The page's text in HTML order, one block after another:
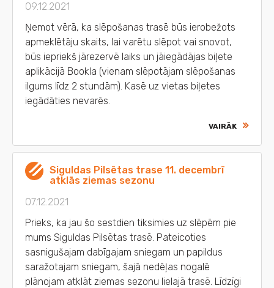
09.12.2021
Ņemot vērā, ka slēpošanas trasē būs ierobežots
apmeklētāju skaits, lai varētu slēpot vai snovot,
būs iepriekš jārezervē laiks un jāiegādājas biļete
aplikācijā Bookla (vienam slēpotājam slēpošanas
ilgums līdz 2 stundām). Kasē uz vietas biļetes
iegādāties nevarēs.
VAIRĀK
Siguldas Pilsētas trase 11. decembrī
atklās ziemas sezonu
07.12.2021
Prieks, ka jau šo sestdien tiksimies uz slēpēm pie
mums Siguldas Pilsētas trasē. Pateicoties
sasnigušajam dabīgajam sniegam un papildus
saražotajam sniegam, šajā nedēļas nogalē
plānojam atklāt ziemas sezonu lielajā trasē. Līdzīgi